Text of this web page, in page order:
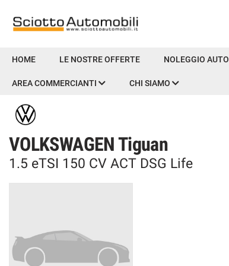
HOME
NOLEGGIO AUTO
AUTO & MOTO
PRENOTA LA TUA MANUTENZIONE
HOME LE NOSTRE OFFERTE NOLEGGIO AUTO
AREA COMMERCIANTI CHI SIAMO
VOLKSWAGEN Tiguan
1.5 eTSI 150 CV ACT DSG Life